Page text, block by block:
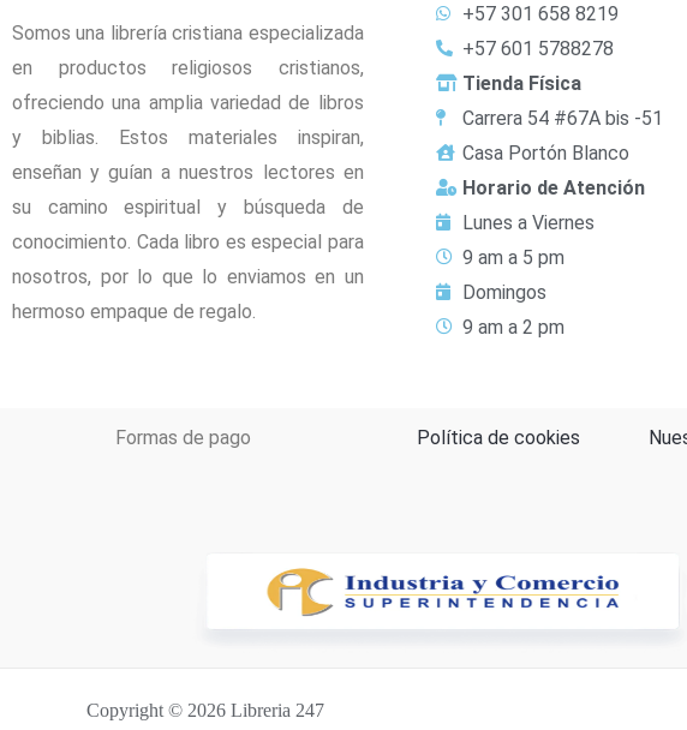
Somos una librería cristiana especializada
en productos religiosos cristianos,
ofreciendo una amplia variedad de libros
y biblias. Estos materiales inspiran,
enseñan y guían a nuestros lectores en
su camino espiritual y búsqueda de
conocimiento. Cada libro es especial para
nosotros, por lo que lo enviamos en un
hermoso empaque de regalo.
+57 301 658 8219
+57 601 5788278
Tienda Física
Carrera 54 #67A bis -51
Casa Portón Blanco
Horario de Atención
Lunes a Viernes
9 am a 5 pm
Domingos
9 am a 2 pm
Formas de pago Política de cookies
Copyright © 2026 Libreria 247